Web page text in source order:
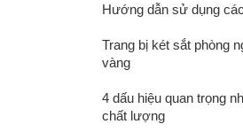
Hướng dẫn sử dụng
Trang bị két sắt phòng
vàng
4 dấu hiệu quan trọng
chất lượng